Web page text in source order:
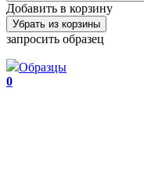
Добавить в корзину
Убрать из корзины
запросить образец
Образцы
0